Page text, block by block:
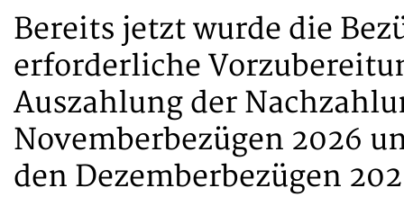
Bereits jetzt wurde die
erforderliche
Auszahlung der
Novemberbezügen 2026
den Dezemberbezügen